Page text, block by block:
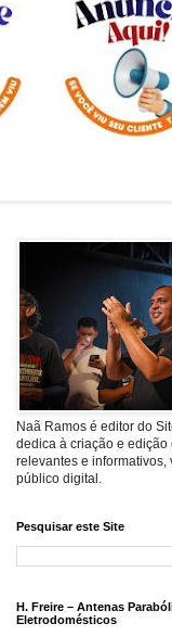
Naã Ramos é editor do
dedica à criação e edição
relevantes e informativos,
público digital.
Pesquisar este Site
H. Freire – Antenas
Eletrodomésticos